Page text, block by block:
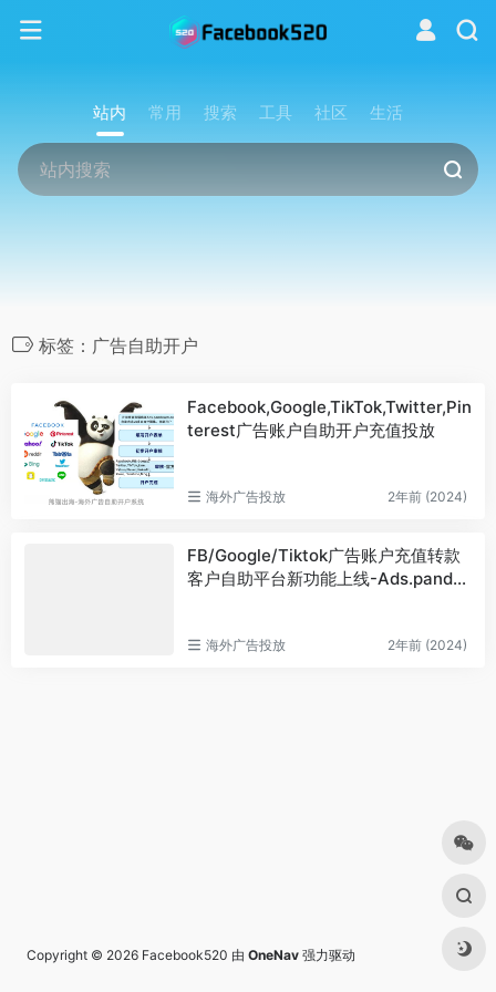
站内 常用 搜索 工具 社区 生活
标签：广告自助开户
Facebook,Google,TikTok,Twitter,Pin
terest广告账户自助开户充值投放
海外广告投放 2年前 (2024)
FB/Google/Tiktok广告账户充值转款
客户自助平台新功能上线-Ads.panda
海外广告投放 2年前 (2024)
Copyright © 2026 Facebook520 由 OneNav 强力驱动